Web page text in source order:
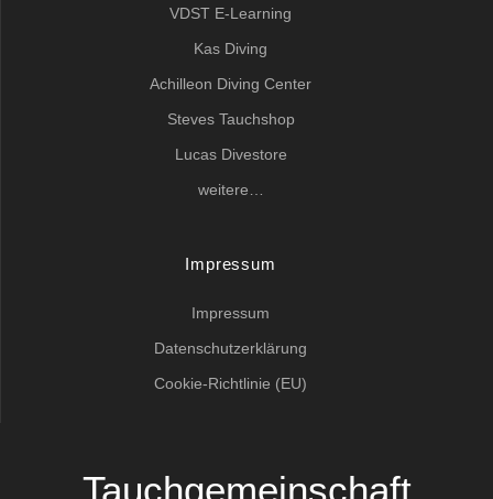
VDST E-Learning
Kas Diving
Achilleon Diving Center
Steves Tauchshop
Lucas Divestore
weitere…
Impressum
Impressum
Datenschutzerklärung
Cookie-Richtlinie (EU)
Tauchgemeinschaft